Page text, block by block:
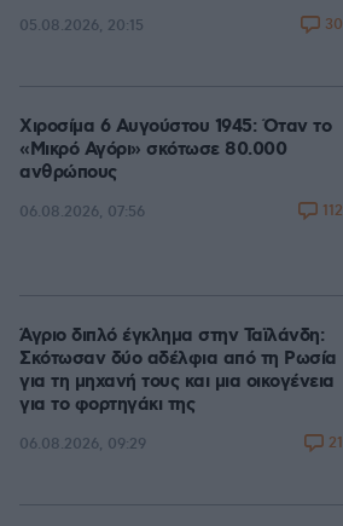
05.08.2026, 20:15 30
Χιροσίμα 6 Αυγούστου 1945: Όταν το
«Μικρό Αγόρι» σκότωσε 80.000
ανθρώπους
06.08.2026, 07:56 112
Άγριο διπλό έγκλημα στην Ταϊλάνδη:
Σκότωσαν δύο αδέλφια από τη Ρωσία
για τη μηχανή τους και μια οικογένεια
για το φορτηγάκι της
06.08.2026, 09:29 21